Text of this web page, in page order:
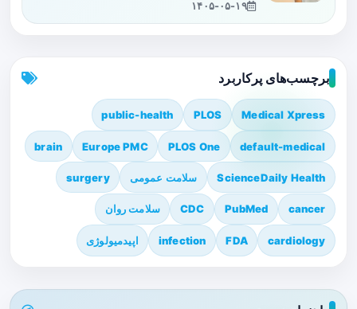
۱۴۰۵-۰۵-۱۹
برچسب‌های پرکاربرد
Medical Xpress
PLOS
public-health
default-medical
PLOS One
Europe PMC
brain
ScienceDaily Health سلامت عمومی surgery
cancer
PubMed
CDC سلامت روان
cardiology
FDA
infection اپیدمیولوژی